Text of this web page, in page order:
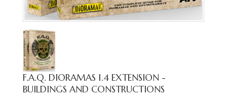
F.A.Q. DIORAMAS 1.4 EXTENSION -
BUILDINGS AND CONSTRUCTIONS